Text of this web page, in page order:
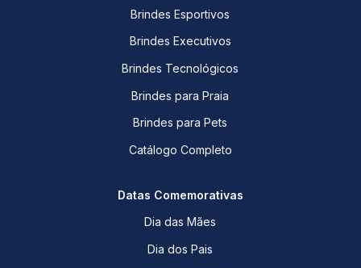
Brindes Esportivos
Brindes Executivos
Brindes Tecnológicos
Brindes para Praia
Brindes para Pets
Catálogo Completo
Datas Comemorativas
Dia das Mães
Dia dos Pais